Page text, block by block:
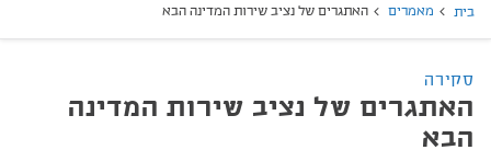
בית מאמרים האתגרים של נציב שירות המדינה הבא
סקירה
האתגרים של נציב שירות המדינה
הבא